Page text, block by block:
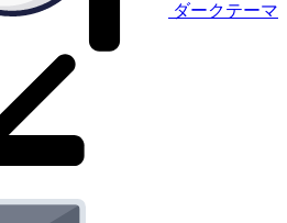
ダークテーマ